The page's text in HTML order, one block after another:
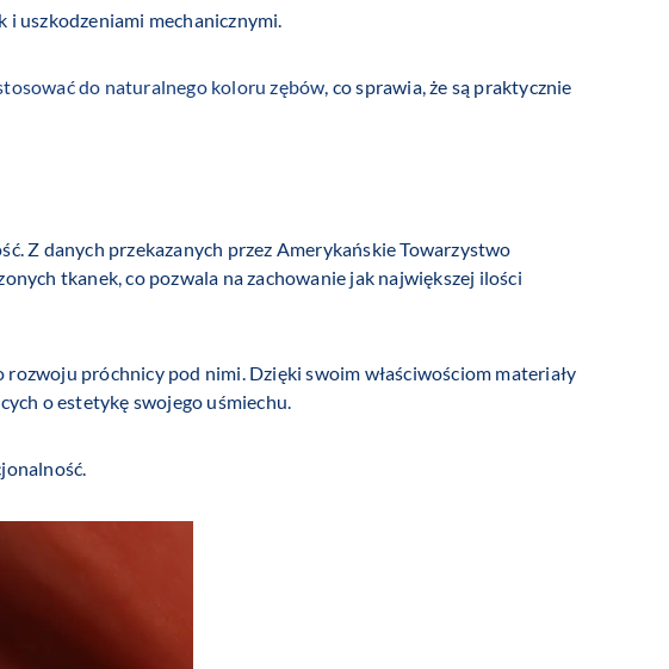
uszkodzeniami mechanicznymi.
do naturalnego koloru zębów , co sprawia, że są praktycznie
Z danych przekazanych przez Amerykańskie Towarzystwo
tkanek, co pozwala na zachowanie jak największej ilości
próchnicy pod nimi. Dzięki swoim właściwościom materiały
o estetykę swojego uśmiechu.